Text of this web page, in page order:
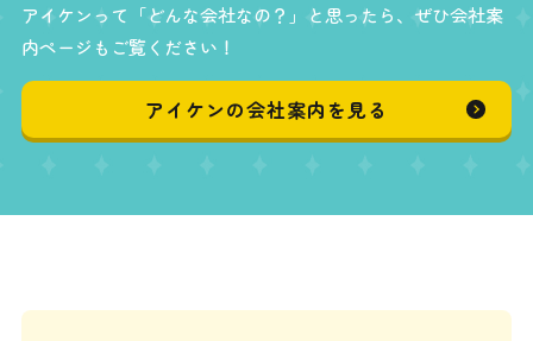
アイケンって「どんな会社なの？」と思ったら、ぜひ会社案
内ページもご覧ください！
アイケンの会社案内を見る